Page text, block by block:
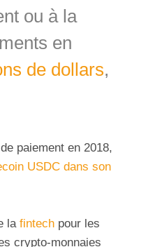
ou à la
en
de dollars,
paiement en 2018,
USDC dans son
la fintech pour les
crypto-monnaies